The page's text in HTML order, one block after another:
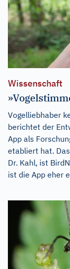
Wissenschaft
Vogelliebhaber
berichtet der
App als
etabliert hat. Das
Dr. Kahl, ist
ist die App eher